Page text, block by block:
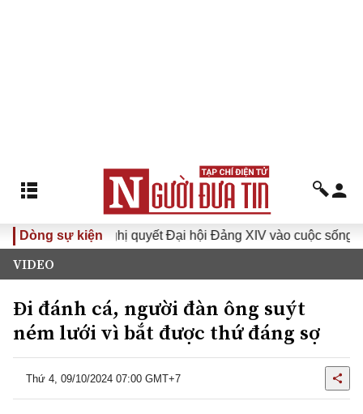
Dòng sự kiện
Đưa Nghị quyết Đại hội Đảng XIV vào cuộc sống
VIDEO
Đi đánh cá, người đàn ông suýt
ném lưới vì bắt được thứ đáng sợ
Thứ 4, 09/10/2024 07:00 GMT+7